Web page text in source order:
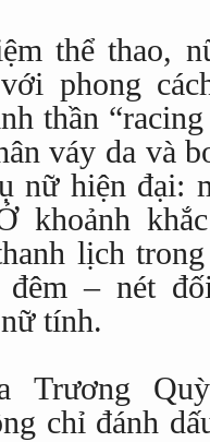
thể thao,
phong
thần
váy da và
nữ hiện đại:
khoảnh
lịch
đêm – nét
tính.
Trương
chỉ đánh